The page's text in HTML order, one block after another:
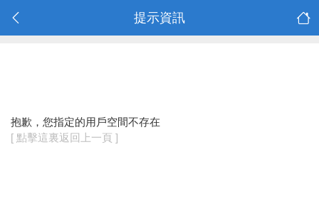
提示資訊
抱歉，您指定的用戶空間不存在
[ 點擊這裏返回上一頁 ]